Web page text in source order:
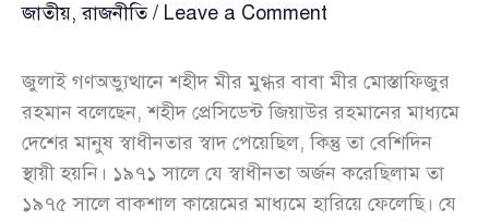
জাতীয়,রাজনীতি/ Leave a Comment
জুলাই গণঅভ্যুত্থানে শহীদ মীর মুগ্ধর বাবা মীর মোস্তাফিজুর
রহমান বলেছেন, শহীদ প্রেসিডেন্ট জিয়াউর রহমানের মাধ্যমে
দেশের মানুষ স্বাধীনতার স্বাদ পেয়েছিল, কিন্তু তা বেশিদিন
স্থায়ী হয়নি। ১৯৭১ সালে যে স্বাধীনতা অর্জন করেছিলাম তা
১৯৭৫ সালে বাকশাল কায়েমের মাধ্যমে হারিয়ে ফেলেছি। যে